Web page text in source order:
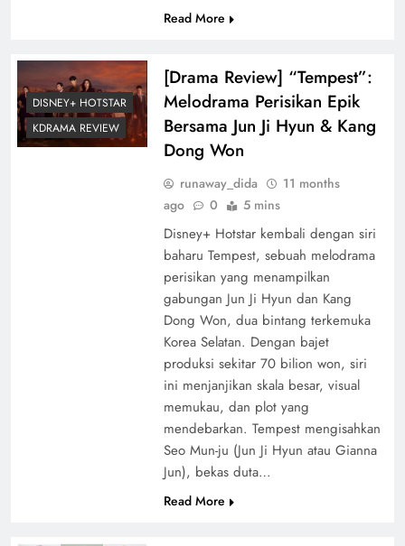
Read More
DISNEY+ HOTSTAR
KDRAMA REVIEW
[Drama Review] “Tempest”:
Melodrama Perisikan Epik
Bersama Jun Ji Hyun & Kang
Dong Won
runaway_dida
11 months
ago
0 5 mins
Disney+ Hotstar kembali dengan siri
baharu Tempest, sebuah melodrama
perisikan yang menampilkan
gabungan Jun Ji Hyun dan Kang
Dong Won, dua bintang terkemuka
Korea Selatan. Dengan bajet
produksi sekitar 70 bilion won, siri
ini menjanjikan skala besar, visual
memukau, dan plot yang
mendebarkan. Tempest mengisahkan
Seo Mun-ju (Jun Ji Hyun atau Gianna
Jun), bekas duta…
Read More